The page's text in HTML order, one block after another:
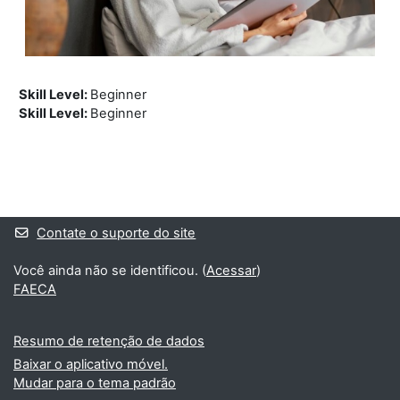
Skill Level: Beginner
Skill Level: Beginner
Contate o suporte do site
Você ainda não se identificou. (Acessar)
FAECA
Resumo de retenção de dados
Baixar o aplicativo móvel.
Mudar para o tema padrão